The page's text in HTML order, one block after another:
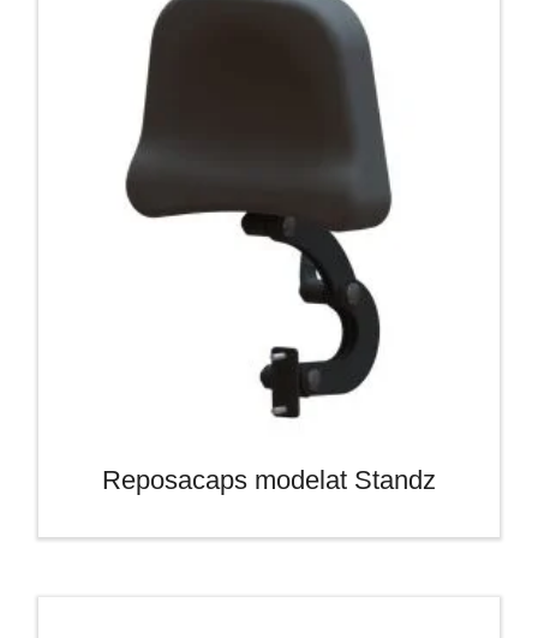
Reposacaps modelat Standz